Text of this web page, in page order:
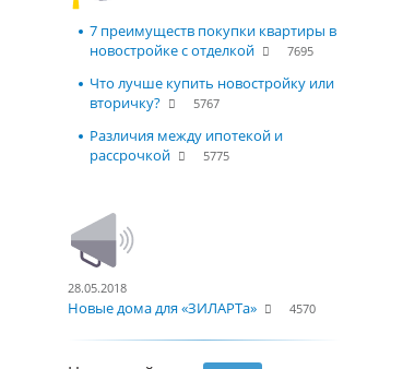
7 преимуществ покупки квартиры в
новостройке с отделкой
7695
Что лучше купить новостройку или
вторичку?
5767
Различия между ипотекой и
рассрочкой
5775
28.05.2018
Новые дома для «ЗИЛАРТа» 4570